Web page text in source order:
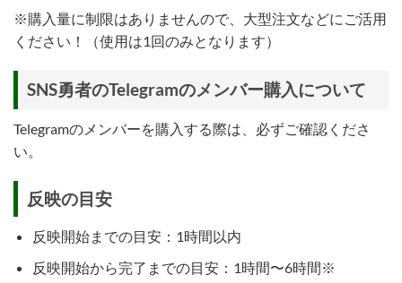
※購入量に制限はありませんので、大型注文などにご活用
ください！（使用は1回のみとなります）
SNS勇者のTelegramのメンバー購入について
Telegramのメンバーを購入する際は、必ずご確認くださ
い。
反映の目安
反映開始までの目安：1時間以内
反映開始から完了までの目安：1時間〜6時間※